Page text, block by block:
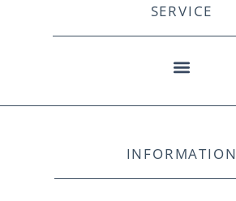
SERVICE
INFORMATION